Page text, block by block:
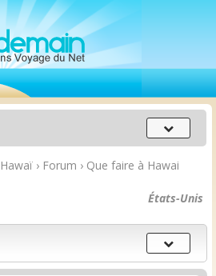
Menu
principal
Hawaï › Forum › Que faire à Hawai
États-Unis
Sections
du
guide